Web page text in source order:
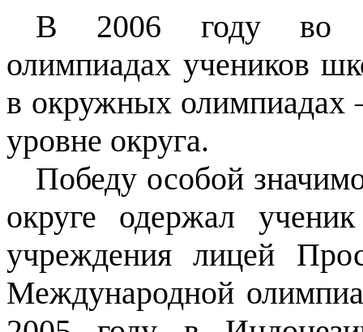
В 2006 году во
олимпиадах учеников
в окружных олимпиадах
уровне округа.
Победу особой
округе одержал
учреждения лицей
Международной